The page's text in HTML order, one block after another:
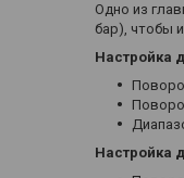
Одно из
бар), чтобы
Настройка
Настройка